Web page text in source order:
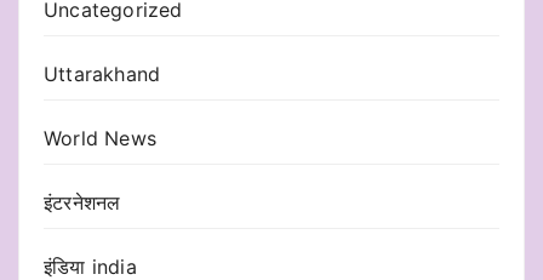
Uncategorized
Uttarakhand
World News
इंटरनेशनल
इंडिया india